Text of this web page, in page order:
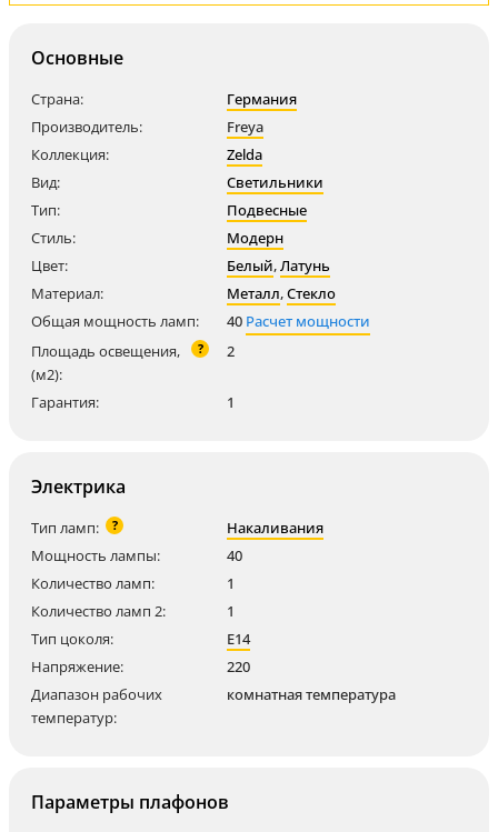
Основные
Страна:
Германия
Производитель:
Freya
Коллекция:
Zelda
Вид:
Светильники
Тип:
Подвесные
Стиль:
Модерн
Цвет:
Белый,Латунь
Материал:
Металл,Стекло
Общая мощность ламп:
40 Расчет мощности
Площадь освещения,
(м2):
? 2
Гарантия: 1
Электрика
Тип ламп: ?
Накаливания
Мощность лампы:
40
Количество ламп:
1
Количество ламп 2:
1
Тип цоколя:
E14
Напряжение:
220
Диапазон рабочих
температур:
комнатная температура
Параметры плафонов